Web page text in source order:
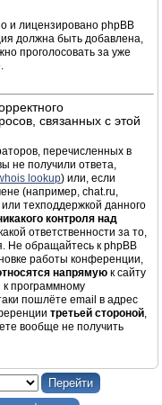
и лицензировано phpBB
должна быть добавлена,
проголосовать за уже
связанных с этой
перечисленных в
не получили ответа,
lookup) или, если
(например, chat.ru,
или техподдержкой данного
контроля над
ответственности за то,
Не обращайтесь к phpBB
работы конференции,
напрямую к сайту
к программному
пошлёте email в адрес
третьей стороной,
вообще не получить